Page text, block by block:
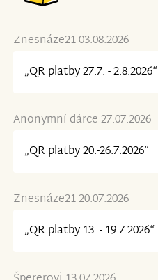
Znesnáze21 03.08.2026
„QR platby 27.7. - 2.8.2026“
Anonymní dárce 27.07.2026
„QR platby 20.-26.7.2026“
Znesnáze21 20.07.2026
„QR platby 13. - 19.7.2026“